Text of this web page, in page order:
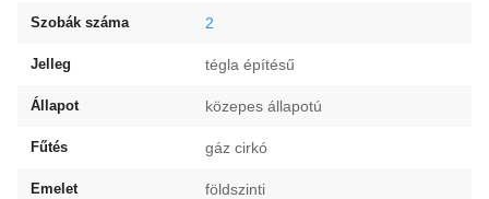
Szobák száma 2
Jelleg tégla építésű
Állapot közepes állapotú
Fűtés gáz cirkó
Emelet földszinti